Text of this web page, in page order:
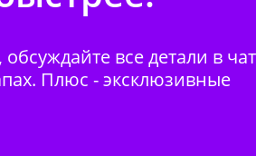
все детали в
Плюс - эксклюзивные